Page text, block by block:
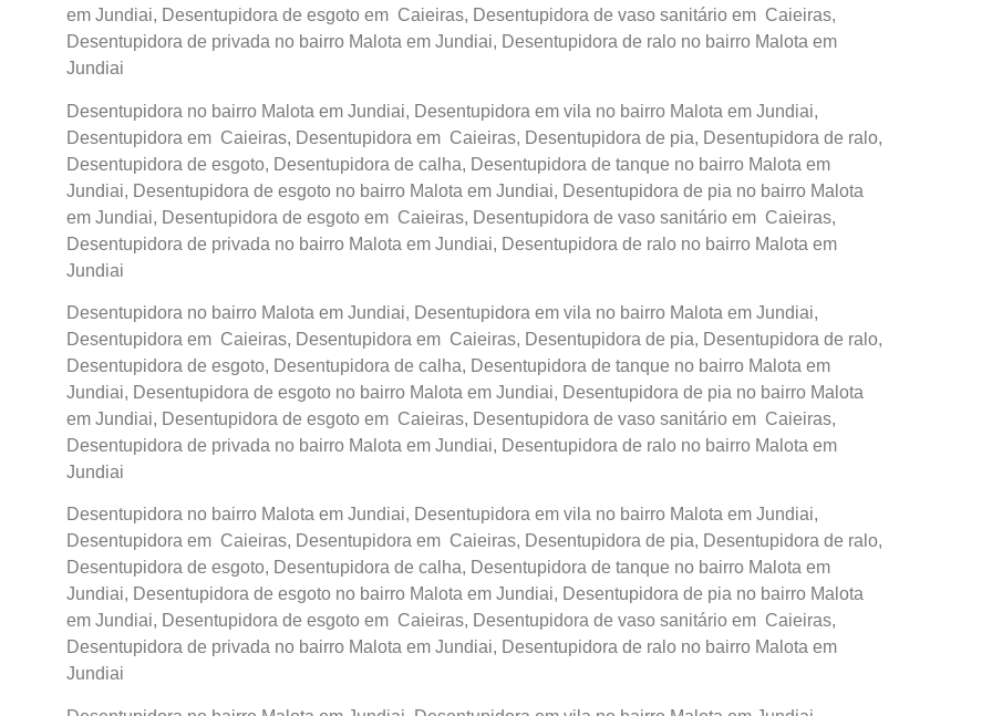
em Jundiai, Desentupidora de esgoto em Caieiras, Desentupidora de vaso sanitário em Caieiras,
Desentupidora de privada no bairro Malota em Jundiai, Desentupidora de ralo no bairro Malota em
Jundiai
Desentupidora no bairro Malota em Jundiai, Desentupidora em vila no bairro Malota em Jundiai,
Desentupidora em Caieiras, Desentupidora em Caieiras, Desentupidora de pia, Desentupidora de ralo,
Desentupidora de esgoto, Desentupidora de calha, Desentupidora de tanque no bairro Malota em
Jundiai, Desentupidora de esgoto no bairro Malota em Jundiai, Desentupidora de pia no bairro Malota
em Jundiai, Desentupidora de esgoto em Caieiras, Desentupidora de vaso sanitário em Caieiras,
Desentupidora de privada no bairro Malota em Jundiai, Desentupidora de ralo no bairro Malota em
Jundiai
Desentupidora no bairro Malota em Jundiai, Desentupidora em vila no bairro Malota em Jundiai,
Desentupidora em Caieiras, Desentupidora em Caieiras, Desentupidora de pia, Desentupidora de ralo,
Desentupidora de esgoto, Desentupidora de calha, Desentupidora de tanque no bairro Malota em
Jundiai, Desentupidora de esgoto no bairro Malota em Jundiai, Desentupidora de pia no bairro Malota
em Jundiai, Desentupidora de esgoto em Caieiras, Desentupidora de vaso sanitário em Caieiras,
Desentupidora de privada no bairro Malota em Jundiai, Desentupidora de ralo no bairro Malota em
Jundiai
Desentupidora no bairro Malota em Jundiai, Desentupidora em vila no bairro Malota em Jundiai,
Desentupidora em Caieiras, Desentupidora em Caieiras, Desentupidora de pia, Desentupidora de ralo,
Desentupidora de esgoto, Desentupidora de calha, Desentupidora de tanque no bairro Malota em
Jundiai, Desentupidora de esgoto no bairro Malota em Jundiai, Desentupidora de pia no bairro Malota
em Jundiai, Desentupidora de esgoto em Caieiras, Desentupidora de vaso sanitário em Caieiras,
Desentupidora de privada no bairro Malota em Jundiai, Desentupidora de ralo no bairro Malota em
Jundiai